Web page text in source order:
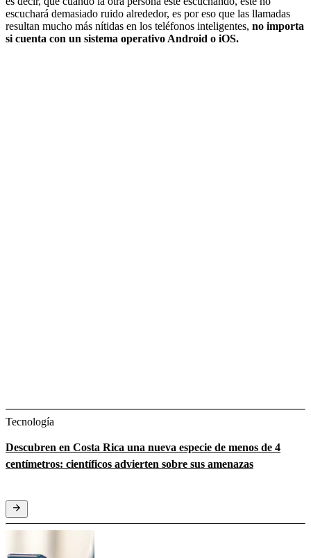
escuchará demasiado ruido alrededor, es por eso que las llamadas
resultan mucho más nítidas en los teléfonos inteligentes, no importa
si cuenta con un sistema operativo Android o iOS.
Tecnología
Descubren en Costa Rica una nueva especie de menos de 4
centímetros: científicos advierten sobre sus amenazas